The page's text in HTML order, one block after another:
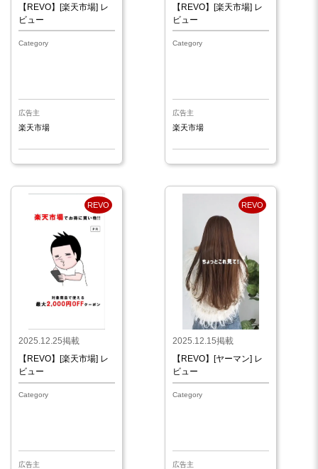
【REVO】[楽天市場] レ
ビュー
Category
広告主
楽天市場
【REVO】[楽天市場] レ
ビュー
Category
広告主
楽天市場
REVO
2025.12.25掲載
【REVO】[楽天市場] レ
ビュー
Category
広告主
REVO
2025.12.15掲載
【REVO】[ヤーマン] レ
ビュー
Category
広告主